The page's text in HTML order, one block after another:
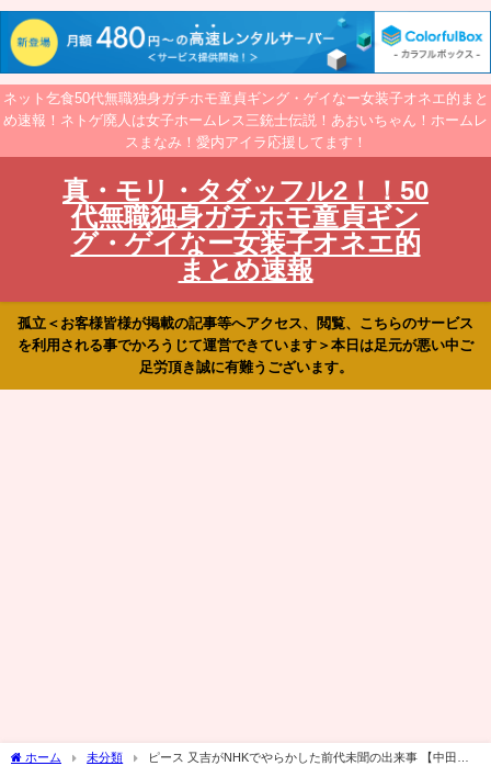
ネット乞食50代無職独身ガチホモ童貞ギング・ゲイなー女装子オネエ的まと
め速報！ネトゲ廃人は女子ホームレス三銃士伝説！あおいちゃん！ホームレ
スまなみ！愛内アイラ応援してます！
真・モリ・タダッフル2！！50
代無職独身ガチホモ童貞ギン
グ・ゲイなー女装子オネエ的
まとめ速報
孤立＜お客様皆様が掲載の記事等へアクセス、閲覧、こちらのサービス
を利用される事でかろうじて運営できています＞本日は足元が悪い中ご
足労頂き誠に有難うございます。
ホーム 未分類
ピース 又吉がNHKでやらかした前代未聞の出来事 【中田敦